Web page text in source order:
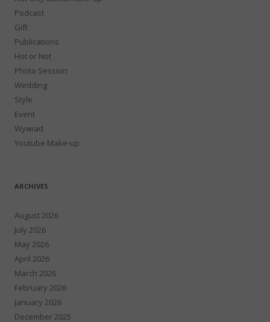
Podcast
Gift
Publications
Hot or Not
Photo Session
Wedding
Style
Event
Wywiad
Youtube Make-up
ARCHIVES
August 2026
July 2026
May 2026
April 2026
March 2026
February 2026
January 2026
December 2025